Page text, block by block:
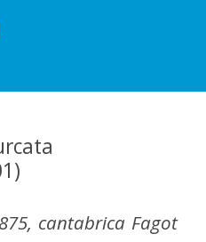
cantabrica Fagot